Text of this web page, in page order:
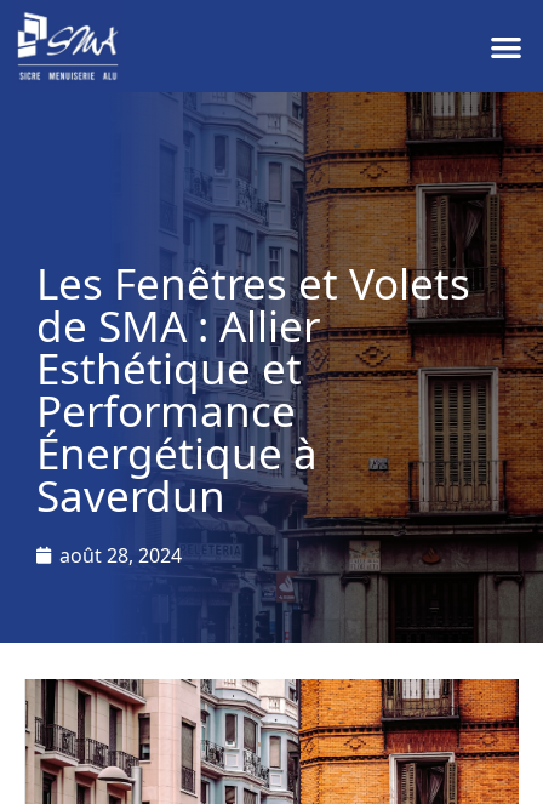
Les Fenêtres et Volets
de SMA : Allier
Esthétique et
Performance
Énergétique à
Saverdun
août 28, 2024